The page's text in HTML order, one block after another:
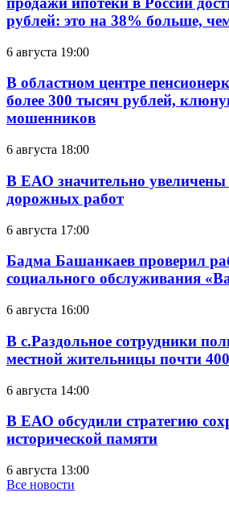
рублей: это на 38% больше,
6 августа 19:00
В областном центре
более 300 тысяч рублей,
мошенников
6 августа 18:00
В ЕАО значительно
дорожных работ
6 августа 17:00
Бадма Башанкаев проверил
социального обслуживания
6 августа 16:00
В с.Раздольное сотрудники
местной жительницы почти
6 августа 14:00
В ЕАО обсудили стратегию
исторической памяти
6 августа 13:00
Все новости